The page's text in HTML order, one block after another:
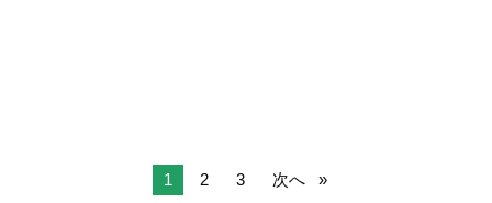
1 2 3 次へ